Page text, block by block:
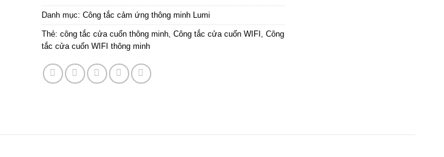
Danh mục: Công tắc cảm ứng thông minh Lumi
Thẻ: công tắc cửa cuốn thông minh, Công tắc cửa cuốn WIFI , Công
tắc cửa cuốn WIFI thông minh